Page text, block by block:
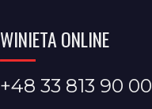
WINIETA ONLINE
+48 33 813 90 00